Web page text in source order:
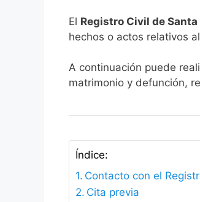
El Registro Civil de
hechos o actos relativos
A continuación puede
matrimonio y defunción,
Índice:
Contacto con el
Cita previa